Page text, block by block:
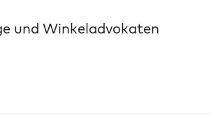
und Winkeladvokaten